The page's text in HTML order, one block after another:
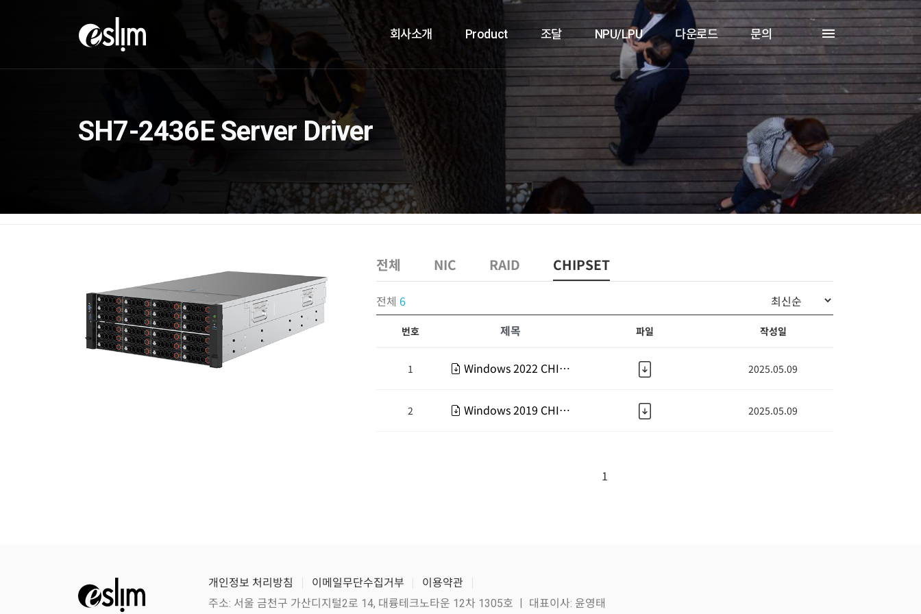
회사소개 Product 조달 NPU/LPU 다운로드 문의
SH7-2436E Server Driver
전체 NIC RAID CHIPSET
전체 6
번호 제목 파일 작성일
1 Windows 2022 CHIPSET 2025.05.09
2 Windows 2019 CHIPSET 2025.05.09
1
개인정보 처리방침 이메일무단수집거부
이용약관
주소: 서울 금천구 가산디지털2로 14, 대륭테크노타운 12차 1305호 ㅣ 대표이사: 윤영태